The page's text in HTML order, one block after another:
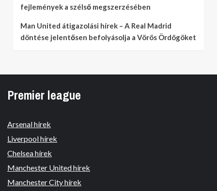
fejlemények a szélső megszerzésében
Man United átigazolási hírek – A Real Madrid
döntése jelentősen befolyásolja a Vörös Ördögöket
Premier league
Arsenal hírek
Liverpool hírek
Chelsea hírek
Manchester United hírek
Manchester City hírek